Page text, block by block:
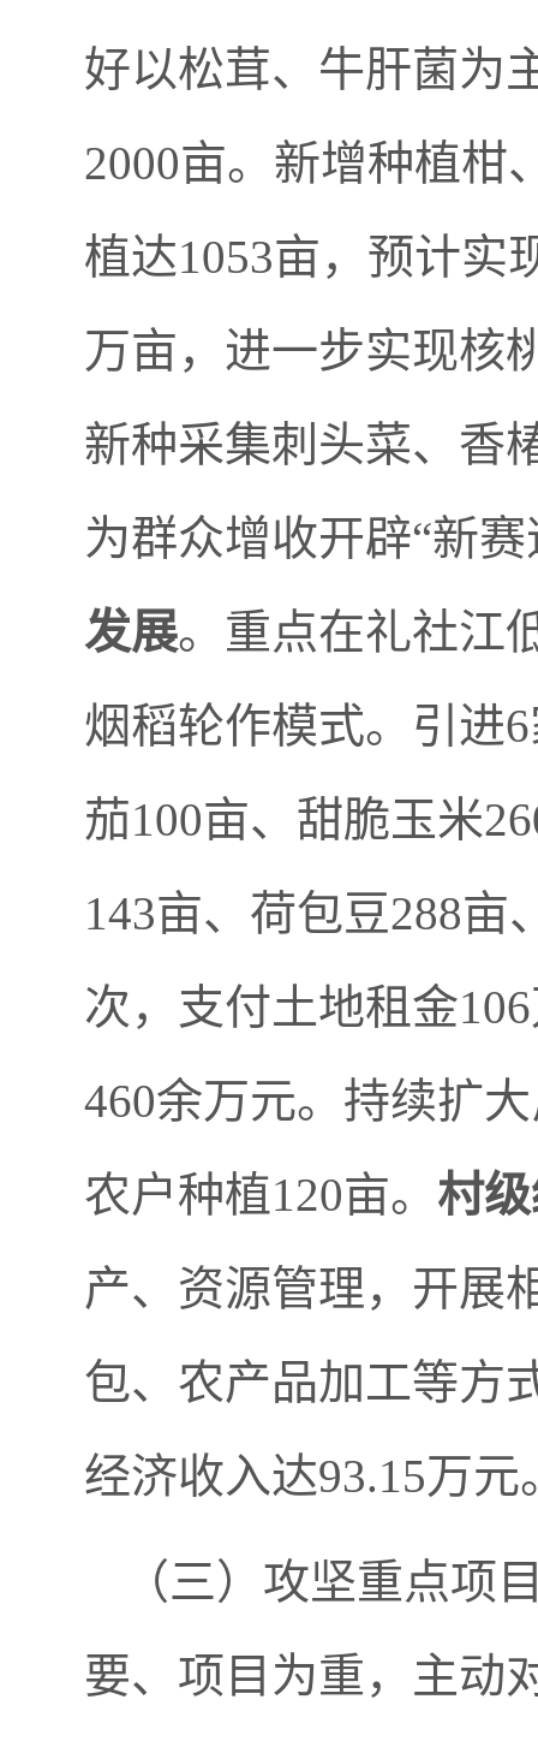
好以松茸、牛肝菌为
2000亩。 新增种植柑
植达1053亩，预计实
万亩，进一步实现核
新种采集刺头菜、香
为群众增收开辟“新赛
发展。重点在礼社江
烟稻轮作模式。引进6
茄100亩、甜脆玉米
143亩、荷包豆288亩
次，支付土地租金106
460余万元。持续扩
农户种植120亩。 村
产、资源管理，开展
包、农产品加工等方
经济收入达93.15万元
（三） 攻坚重点项
要、项目为重，主动